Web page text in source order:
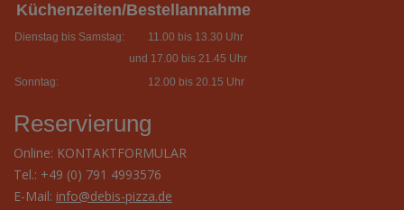
Küchenzeiten/Bestellannahme
Dienstag bis Samstag:
11.00 bis 13.30 Uhr
und 17.00 bis 21.45 Uhr
Sonntag:
12.00 bis 20.15 Uhr
Reservierung
Online: KONTAKTFORMULAR
Tel.: +49 (0) 791 4993576
E-Mail: info@debis-pizza.de